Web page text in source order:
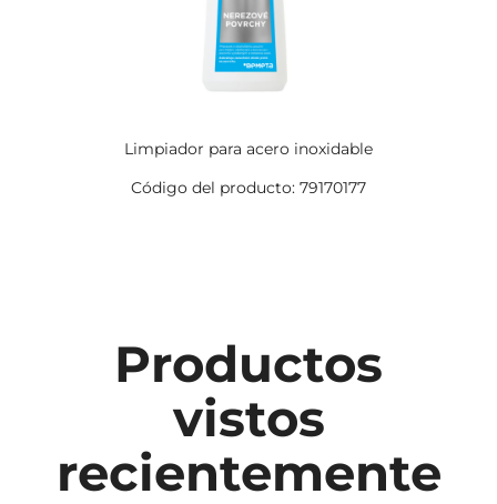
Limpiador para acero inoxidable
Código del producto: 79170177
Productos
vistos
recientemente